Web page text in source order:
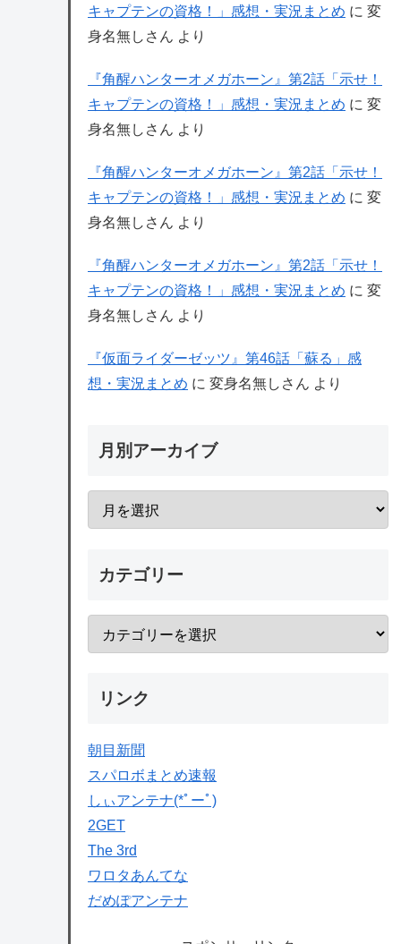
キャプテンの資格！」感想・実況まとめ に 変
身名無しさん より
『角醒ハンターオメガホーン』第2話「示せ！
キャプテンの資格！」感想・実況まとめ に 変
身名無しさん より
『角醒ハンターオメガホーン』第2話「示せ！
キャプテンの資格！」感想・実況まとめ に 変
身名無しさん より
『角醒ハンターオメガホーン』第2話「示せ！
キャプテンの資格！」感想・実況まとめ に 変
身名無しさん より
『仮面ライダーゼッツ』第46話「蘇る」感
想・実況まとめ に 変身名無しさん より
月別アーカイブ
カテゴリー
リンク
朝目新聞
スパロボまとめ速報
しぃアンテナ(*ﾟーﾟ)
2GET
The 3rd
ワロタあんてな
だめぽアンテナ